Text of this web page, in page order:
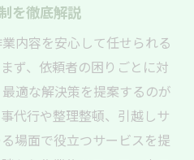
を徹底解説
内容を安心して任せられる
ず、依頼者の困りごとに対
適な解決策を提案するのが
代行や整理整頓、引越しサ
場面で役立つサービスを提